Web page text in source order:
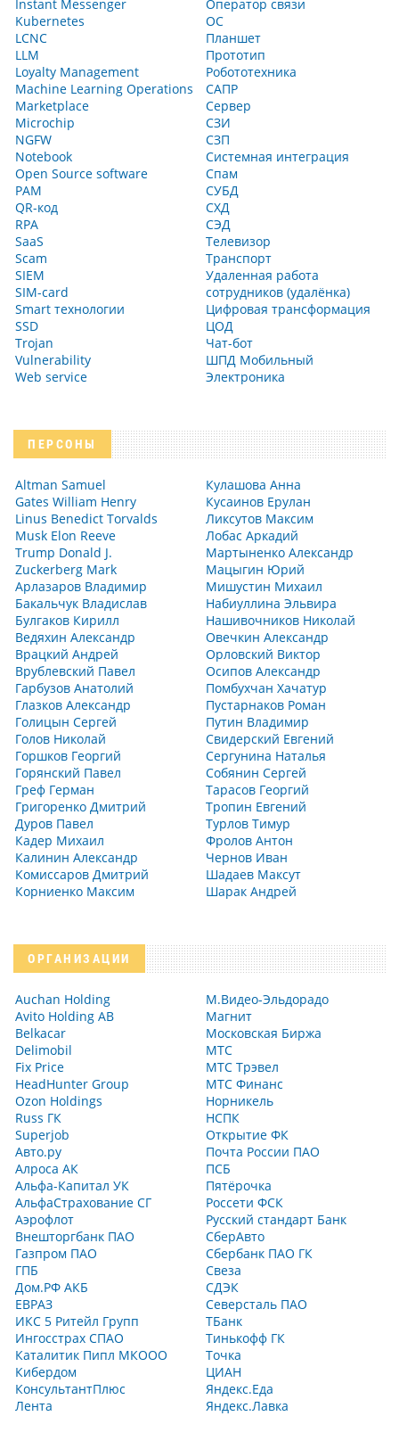
Instant Messenger
Kubernetes
LCNC
LLM
Loyalty Management
Machine Learning Operations
Marketplace
Microchip
NGFW
Notebook
Open Source software
PAM
QR-код
RPA
SaaS
Scam
SIEM
SIM-card
Smart технологии
SSD
Trojan
Vulnerability
Web service
Оператор связи
ОС
Планшет
Прототип
Робототехника
САПР
Сервер
СЗИ
СЗП
Системная интеграция
Спам
СУБД
СХД
СЭД
Телевизор
Транспорт
Удаленная работа
сотрудников (удалёнка)
Цифровая трансформация
ЦОД
Чат-бот
ШПД Мобильный
Электроника
ПЕРСОНЫ
Altman Samuel
Gates William Henry
Linus Benedict Torvalds
Musk Elon Reeve
Trump Donald J.
Zuckerberg Mark
Арлазаров Владимир
Бакальчук Владислав
Булгаков Кирилл
Ведяхин Александр
Врацкий Андрей
Врублевский Павел
Гарбузов Анатолий
Глазков Александр
Голицын Сергей
Голов Николай
Горшков Георгий
Горянский Павел
Греф Герман
Григоренко Дмитрий
Дуров Павел
Кадер Михаил
Калинин Александр
Комиссаров Дмитрий
Корниенко Максим
Кулашова Анна
Кусаинов Ерулан
Ликсутов Максим
Лобас Аркадий
Мартыненко Александр
Мацыгин Юрий
Мишустин Михаил
Набиуллина Эльвира
Нашивочников Николай
Овечкин Александр
Орловский Виктор
Осипов Александр
Помбухчан Хачатур
Пустарнаков Роман
Путин Владимир
Свидерский Евгений
Сергунина Наталья
Собянин Сергей
Тарасов Георгий
Тропин Евгений
Турлов Тимур
Фролов Антон
Чернов Иван
Шадаев Максут
Шарак Андрей
ОРГАНИЗАЦИИ
Auchan Holding
Avito Holding AB
Belkacar
Delimobil
Fix Price
HeadHunter Group
Ozon Holdings
Russ ГК
Superjob
Авто.ру
Алроса АК
Альфа-Капитал УК
АльфаСтрахование СГ
Аэрофлот
Внешторгбанк ПАО
Газпром ПАО
ГПБ
Дом.РФ АКБ
ЕВРАЗ
ИКС 5 Ритейл Групп
Ингосстрах СПАО
Каталитик Пипл МКООО
Кибердом
КонсультантПлюс
Лента
М.Видео-Эльдорадо
Магнит
Московская Биржа
МТС
МТС Трэвел
МТС Финанс
Норникель
НСПК
Открытие ФК
Почта России ПАО
ПСБ
Пятёрочка
Россети ФСК
Русский стандарт Банк
СберАвто
Сбербанк ПАО ГК
Свеза
СДЭК
Северсталь ПАО
ТБанк
Тинькофф ГК
Точка
ЦИАН
Яндекс.Еда
Яндекс.Лавка